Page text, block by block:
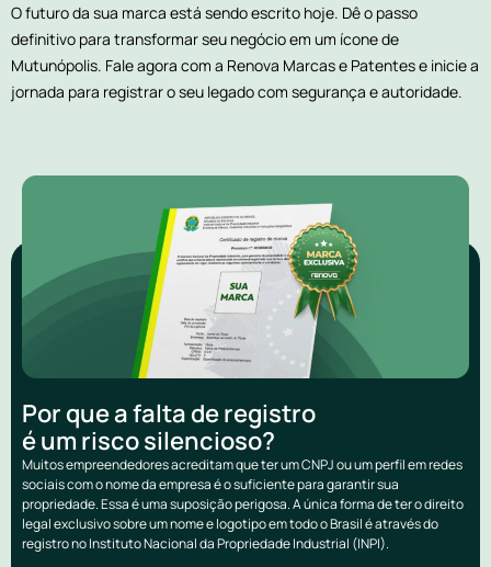
O futuro da sua marca está sendo escrito hoje. Dê o passo
definitivo para transformar seu negócio em um ícone de
Mutunópolis. Fale agora com a Renova Marcas e Patentes e inicie a
jornada para registrar o seu legado com segurança e autoridade.
Por que a falta de registro
é um risco silencioso?
Muitos empreendedores acreditam que ter um CNPJ ou um perfil em redes
sociais com o nome da empresa é o suficiente para garantir sua
propriedade. Essa é uma suposição perigosa. A única forma de ter o direito
legal exclusivo sobre um nome e logotipo em todo o Brasil é através do
registro no Instituto Nacional da Propriedade Industrial (INPI).